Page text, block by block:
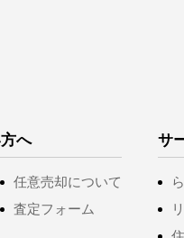
へ
任意売却について
査定フォーム
サ